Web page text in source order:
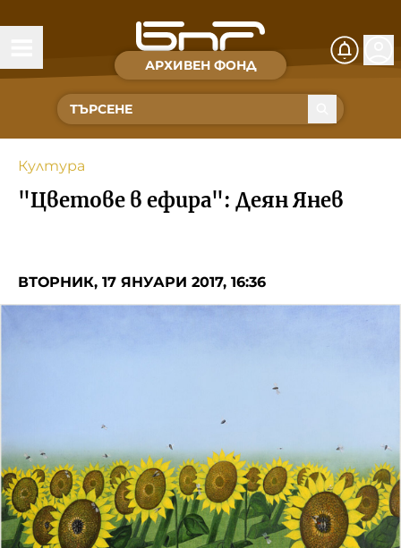
АРХИВЕН ФОНД
Времена и хора
Култура
Музика
Спорт
Съвет за електронни медии
Култура
"Цветове в ефира": Деян Янев
ВТОРНИК, 17 ЯНУАРИ 2017, 16:36